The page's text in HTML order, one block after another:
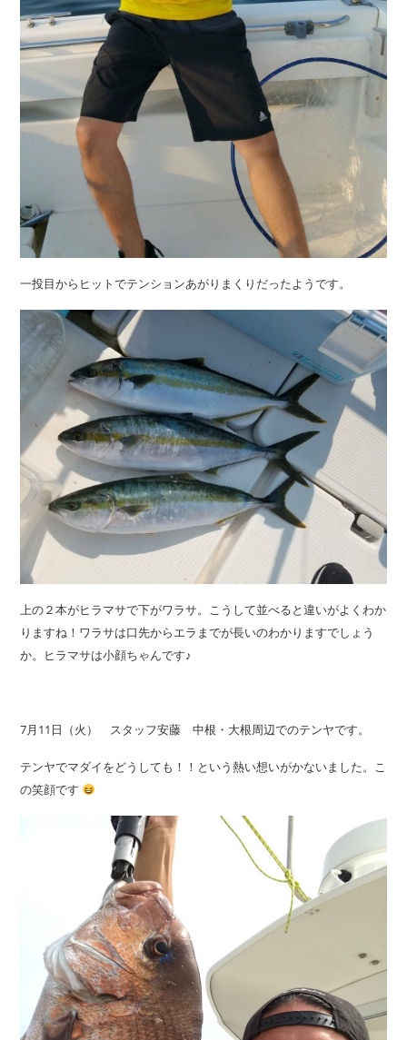
一投目からヒットでテンションあがりまくりだったようです。
上の２本がヒラマサで下がワラサ。こうして並べると違いがよくわか
りますね！ワラサは口先からエラまでが長いのわかりますでしょう
か。ヒラマサは小顔ちゃんです♪
7月11日（火） スタッフ安藤 中根・大根周辺でのテンヤです。
テンヤでマダイをどうしても！！という熱い想いがかないました。こ
の笑顔です